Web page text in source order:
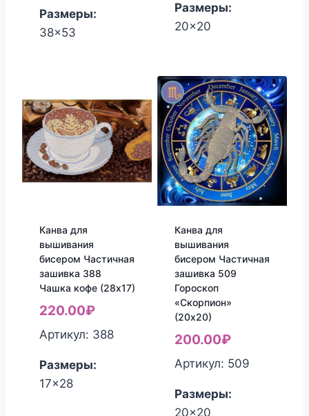
Размеры:
38x53
Размеры:
20x20
Канва для
вышивания
бисером Частичная
зашивка 388
Чашка кофе (28х17)
220.00₽
Артикул: 388
Размеры:
17x28
Канва для
вышивания
бисером Частичная
зашивка 509
Гороскоп
«Скорпион»
(20х20)
200.00₽
Артикул: 509
Размеры:
20x20